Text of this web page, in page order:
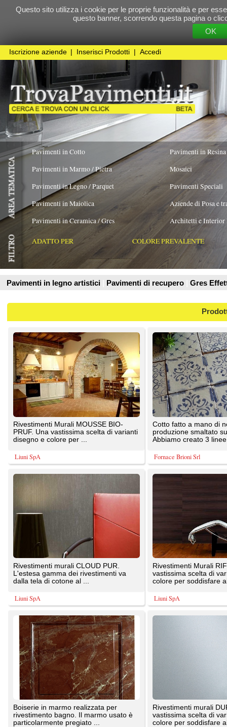
Questo sito utilizza i cookie per le proprie funzionalità e per essere sicuri che tu
questo banner, scorrendo questa pagina o cliccando
Cookie
Pavimenti in Cotto
Pavimenti in Marmo / Pietra
Pavimenti in Legno / Parquet
Pavimenti in Ceramica / Gres
Pavimenti in Resina
Pavimenti Speciali
Aziende di Posa e trattamento Pavimenti
Architetti e Interior Design
ADATTO PER COLORE PREVALENTE TIPOLOGIA
Pavimenti in legno artistici Pavimenti di recupero Gres Effetto Legno
Prodotti
Rivestimenti Murali MOUSSE BIO-
PRUF. Una vastissima scelta di varianti
disegno e colore per ...
Liuni SpA
Cotto fatto a mano di nostra
produzione smaltato sulla superficie.
Abbiamo creato 3 linee di ...
Fornace Brioni Srl
L'estesa gamma dei rivestimenti va
dalla tela di cotone al ...
Liuni SpA
vastissima scelta di varianti disegno e
colore per soddisfare al ...
Liuni SpA
Boiserie in marmo realizzata per
rivestimento bagno. Il marmo usato è
particolarmente pregiato ...
Rivestimenti murali DURAFORT. Una
vastissima scelta di varianti disegno e
colore per soddisfare al ...
Boiserie realizzate in legno massello su
disegno del committente. I Lavori della
sezione LUXURY ...
SOLS - Interni di Prestigio
Boiserie in legno massello realizzata
completamente in modo artigianale. I
Lavori della sezione ...
SOLS - Interni di Prestigio